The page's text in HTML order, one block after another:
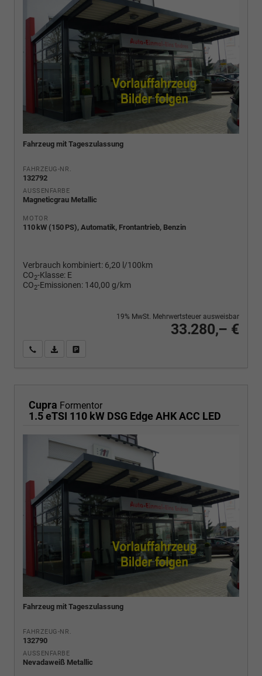
Fahrzeug mit Tageszulassung
FAHRZEUG-NR.
132792
AUSSENFARBE
Magneticgrau Metallic
MOTOR
110 kW (150 PS), Automatik, Frontantrieb, Benzin
Verbrauch kombiniert: 6,20 l/100km
CO2-Klasse: E
CO2-Emissionen: 140,00 g/km
33.280,– €
19% MwSt. Mehrwertsteuer ausweisbar
Wir rufen Sie anPDF-Fahrzeugexposé drucken
Cupra Formentor
1.5 eTSI 110 kW DSG Edge AHK ACC LED
Fahrzeug mit Tageszulassung
FAHRZEUG-NR.
132790
AUSSENFARBE
Nevadaweiß Metallic